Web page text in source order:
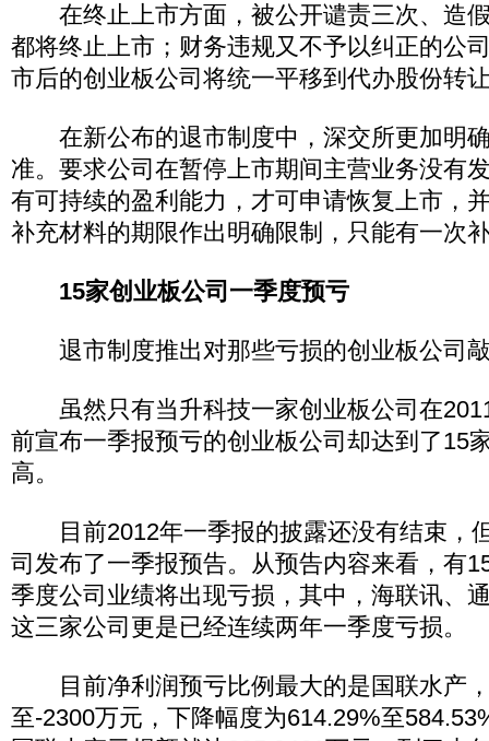
在终止上市方面，被公开谴责三次、造
都将终止上市；财务违规又不予以纠正的公
市后的创业板公司将统一平移到代办股份转
在新公布的退市制度中，深交所更加明
准。要求公司在暂停上市期间主营业务没有
有可持续的盈利能力，才可申请恢复上市，
补充材料的期限作出明确限制，只能有一次
15家创业板公司一季度预亏
退市制度推出对那些亏损的创业板公司
虽然只有当升科技一家创业板公司在
前宣布一季报预亏的创业板公司却达到了15
高。
目前2012年一季报的披露还没有结束，
司发布了一季报预告。从预告内容来看，有
季度公司业绩将出现亏损，其中，海联讯、
这三家公司更是已经连续两年一季度亏损。
目前净利润预亏比例最大的是国联水产
至-2300万元，下降幅度为614.29%至